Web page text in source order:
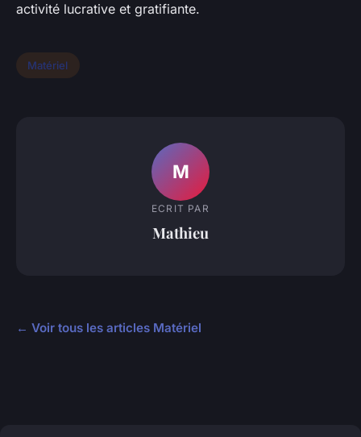
activité lucrative et gratifiante.
Matériel
M
ECRIT PAR
Mathieu
← Voir tous les articles Matériel